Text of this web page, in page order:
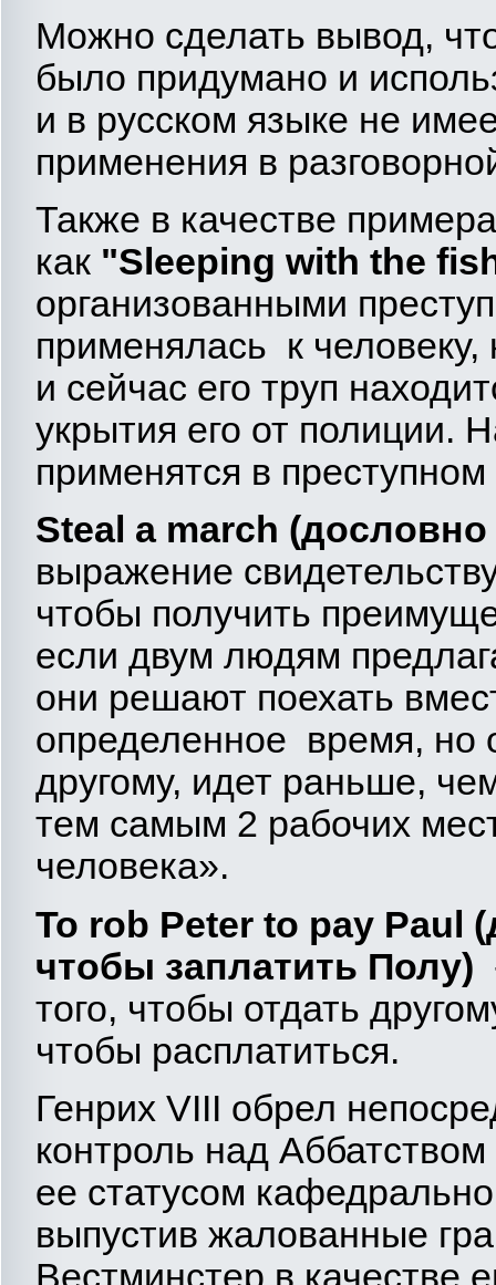
Можно сделать вывод,
было придумано и
и в русском языке не
применения в
Также в качестве
как "Sleeping with the
организованными
применялась к человеку,
и сейчас его труп
укрытия его от полиции.
применятся в
Steal a march (дословно
выражение
чтобы получить
если двум людям
они решают поехать
определенное время, но
другому, идет раньше,
тем самым 2 рабочих
человека».
To rob Peter to pay Paul
чтобы заплатить Полу)
того, чтобы отдать
чтобы расплатиться.
Генрих VIII обрел
контроль над
ее статусом
выпустив жалованные
Вестминстер в качестве